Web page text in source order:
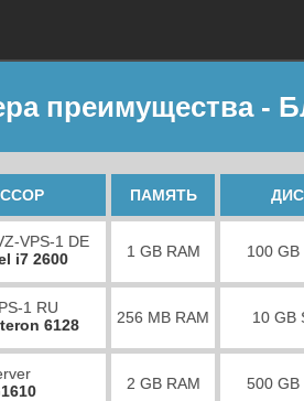
преимущества -
ПАМЯТЬ
VPS-1 DE
i7 2600
1 GB RAM 100 GB
1 RU
6128
256 MB RAM 10 GB
2 GB RAM 500 GB